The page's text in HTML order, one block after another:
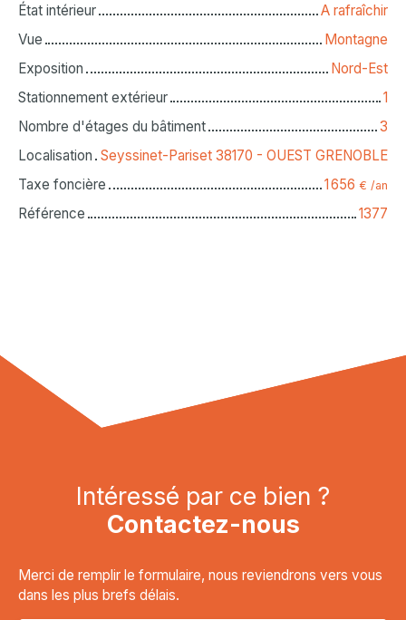
État intérieur
A rafraîchir
Vue
Montagne
Exposition
Nord-Est
Stationnement extérieur
1
Nombre d'étages du bâtiment
3
Localisation Seyssinet-Pariset 38170 - OUEST GRENOBLE
Taxe foncière
1 656 € /an
Référence 1377
Intéressé par ce bien ?
Contactez-nous
Merci de remplir le formulaire, nous reviendrons vers vous
dans les plus brefs délais.